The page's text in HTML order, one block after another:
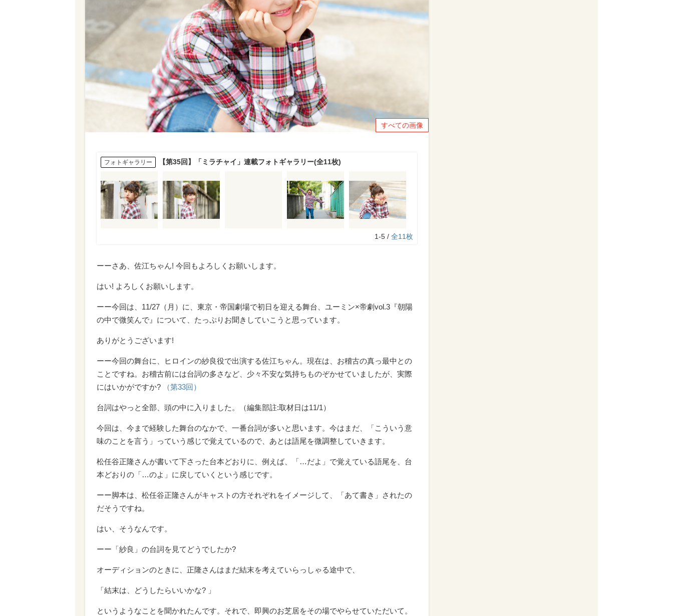
すべての画像
フォトギャラリー 【第35回】「ミラチャイ」連載フォトギャラリー(全11枚)
1-5 / 全11枚
ーーさあ、佐江ちゃん! 今回もよろしくお願いします。
はい! よろしくお願いします。
ーー今回は、11/27（月）に、東京・帝国劇場で初日を迎える舞台、ユーミン×帝劇vol.3『朝陽
の中で微笑んで』について、たっぷりお聞きしていこうと思っています。
ありがとうございます!
ーー今回の舞台に、ヒロインの紗良役で出演する佐江ちゃん。現在は、お稽古の真っ最中との
ことですね。お稽古前には台詞の多さなど、少々不安な気持ちものぞかせていましたが、実際
にはいかがですか?
（第33回）
台詞はやっと全部、頭の中に入りました。（編集部註:取材日は11/1）
今回は、今まで経験した舞台のなかで、一番台詞が多いと思います。今はまだ、「こういう意
味のことを言う」っていう感じで覚えているので、あとは語尾を微調整していきます。
松任谷正隆さんが書いて下さった台本どおりに、例えば、「…だよ」で覚えている語尾を、台
本どおりの「…のよ」に戻していくという感じです。
ーー脚本は、松任谷正隆さんがキャストの方それぞれをイメージして、「あて書き」されたの
だそうですね。
はい、そうなんです。
ーー「紗良」の台詞を見てどうでしたか?
オーディションのときに、正隆さんはまだ結末を考えていらっしゃる途中で、
「結末は、どうしたらいいかな? 」
というようなことを聞かれたんです。それで、即興のお芝居をその場でやらせていただいて。